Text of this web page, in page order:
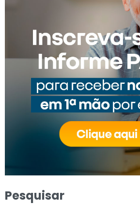
Pesquisar